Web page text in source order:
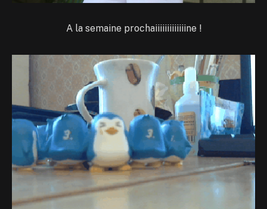
A la semaine prochaiiiiiiiiiiiiine !